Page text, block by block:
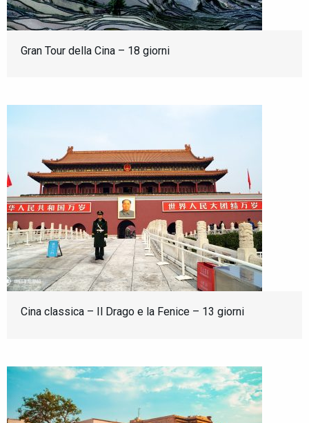
Gran Tour della Cina – 18 giorni
Cina classica – Il Drago e la Fenice – 13 giorni